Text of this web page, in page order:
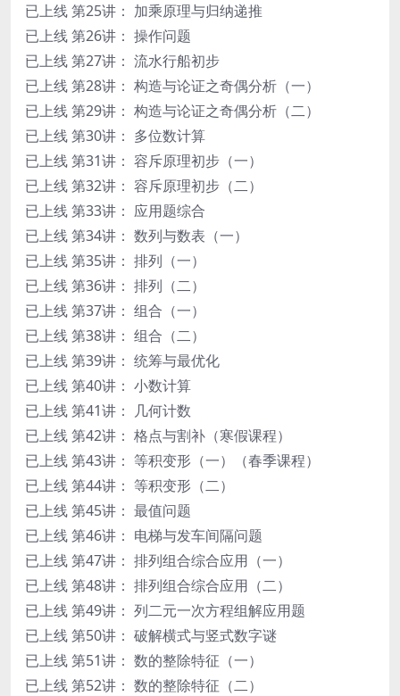
已上线 第25讲： 加乘原理与归纳递推
已上线 第26讲： 操作问题
已上线 第27讲： 流水行船初步
已上线 第28讲： 构造与论证之奇偶分析（一）
已上线 第29讲： 构造与论证之奇偶分析（二）
已上线 第30讲： 多位数计算
已上线 第31讲： 容斥原理初步（一）
已上线 第32讲： 容斥原理初步（二）
已上线 第33讲： 应用题综合
已上线 第34讲： 数列与数表（一）
已上线 第35讲： 排列（一）
已上线 第36讲： 排列（二）
已上线 第37讲： 组合（一）
已上线 第38讲： 组合（二）
已上线 第39讲： 统筹与最优化
已上线 第40讲： 小数计算
已上线 第41讲： 几何计数
已上线 第42讲： 格点与割补（寒假课程）
已上线 第43讲： 等积变形（一）（春季课程）
已上线 第44讲： 等积变形（二）
已上线 第45讲： 最值问题
已上线 第46讲： 电梯与发车间隔问题
已上线 第47讲： 排列组合综合应用（一）
已上线 第48讲： 排列组合综合应用（二）
已上线 第49讲： 列二元一次方程组解应用题
已上线 第50讲： 破解横式与竖式数字谜
已上线 第51讲： 数的整除特征（一）
已上线 第52讲： 数的整除特征（二）